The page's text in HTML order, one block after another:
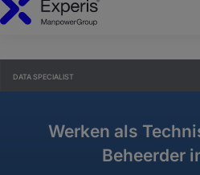
DATA SPECIALIST
Werken als
Beheerder